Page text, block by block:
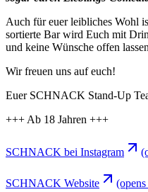
Auch für euer leibliches Wohl
sortierte Bar wird Euch mit
und keine Wünsche offen
Wir freuen uns auf euch!
Euer SCHNACK Stand-Up
+++ Ab 18 Jahren +++
SCHNACK bei Instagram
SCHNACK Website